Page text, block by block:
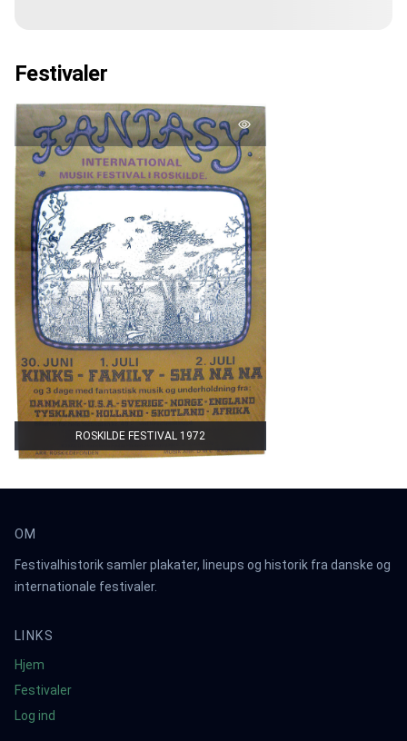
Festivaler
ROSKILDE FESTIVAL 1972
OM
Festivalhistorik samler plakater, lineups og historik fra danske og
internationale festivaler.
LINKS
Hjem
Festivaler
Log ind